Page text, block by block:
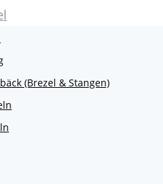
(Brezel & Stangen)